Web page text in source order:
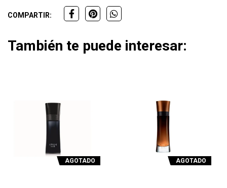
COMPARTIR:
También te puede interesar:
AGOTADO AGOTADO